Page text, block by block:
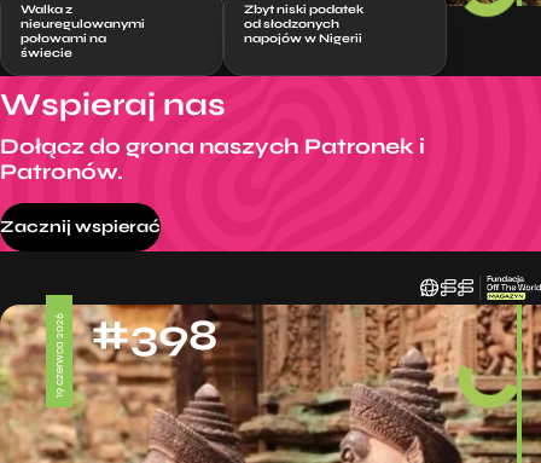
Walka z
nieuregulowanymi
połowami na
świecie
Zbyt niski podatek
od słodzonych
napojów w Nigerii
Wspieraj nas
Dołącz do grona naszych Patronek i
Patronów.
Zacznij wspierać
19 czerwca 2026 #398